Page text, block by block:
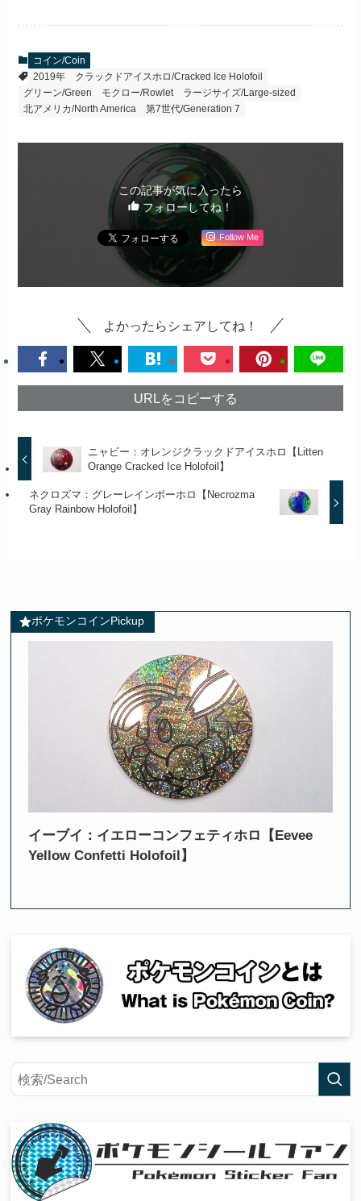
コイン/Coin
2019年
クラックドアイスホロ/Cracked Ice Holofoil
グリーン/Green
モクロー/Rowlet
ラージサイズ/Large-sized
北アメリカ/North America
第7世代/Generation 7
この記事が気に入ったら
フォローしてね！
Follow Me
よかったらシェアしてね！
URLをコピーする
ニャビー：オレンジクラックドアイスホロ【Litten
Orange Cracked Ice Holofoil】
ネクロズマ：グレーレインボーホロ【Necrozma
Gray Rainbow Holofoil】
ポケモンコインPickup
イーブイ：イエローコンフェティホロ【Eevee
Yellow Confetti Holofoil】